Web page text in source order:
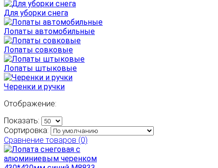
Для уборки снега
Лопаты автомобильные
Лопаты совковые
Лопаты штыковые
Черенки и ручки
Отображение:
Показать:
Сортировка:
Сравнение товаров (0)